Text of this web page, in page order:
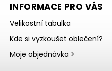
INFORMACE PRO VÁS
Velikostní tabulka
Kde si vyzkoušet oblečení?
Moje objednávka >